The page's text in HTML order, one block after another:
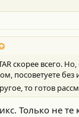
скорее всего.
посоветуете без
то готов
Только не те